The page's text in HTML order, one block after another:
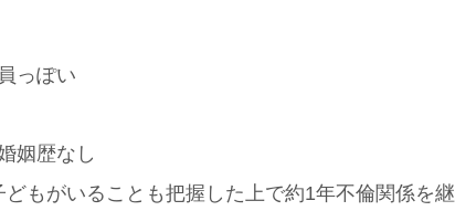
っぽい
姻歴なし
どもがいることも把握した上で約1年不倫関係を